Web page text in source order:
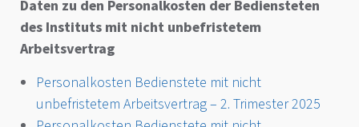
Daten zu den Personalkosten der Bediensteten
des Instituts mit nicht unbefristetem
Arbeitsvertrag
Personalkosten Bedienstete mit nicht
unbefristetem Arbeitsvertrag – 2. Trimester 2025